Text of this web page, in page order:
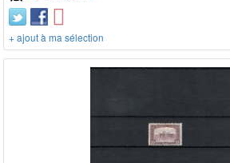
+ ajout à ma sélection